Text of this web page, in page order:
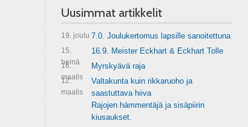
Uusimmat artikkelit
19. joulu 7.0. Joulukertomus lapsille sanoitettuna
15.
heinä
16.9. Meister Eckhart & Eckhart Tolle
16.
maalis
Myrskyävä raja
12.
maalis
Valtakunta kuin rikkaruoho ja
saastuttava hiiva
Rajojen hämmentäjä ja sisäpiirin
kiusaukset.